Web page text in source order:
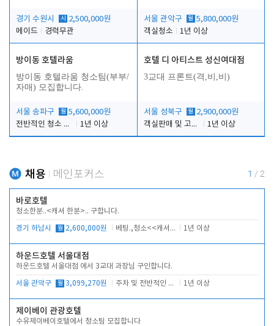
경기 수원시 시
2,500,000원
메이드
경력무관
서울 관악구 월 5,800,000원
객실청소
1년 이상
방이동 호텔라움
방이동 호텔라움 청소팀(부부/
자매) 모집합니다.
서울 송파구 월 5,600,000원
전반적인 청소 업무(객실청소.객실정리)
1년 이상
호텔 디 아티스트 성신여대점
3교대 프론트(격,비,비)
서울 성북구 월 2,900,000원
객실판매 및 고객응대
1년 이상
채용 메인포커스 1 / 2
바로호텔
청소한분..<캐셔 한분>.. 구합니다.
경기 하남시 월 2,600,000원 베팅.,청소<<캐셔 모셔봅니다. 1년 이상
하운드호텔 서울대점
하운드호텔 서울대점 에서 3교대 과장님 구인합니다.
서울 관악구 월 3,099,270원 주차 및 전반적인 당번업무 1년 이상
제이베이 관광호텔
수유제이베이호텔에서 청소팀 모집합니다